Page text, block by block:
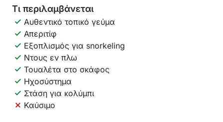
Τι περιλαμβάνεται
Αυθεντικό τοπικό γεύμα
Απεριτίφ
Εξοπλισμός για snorkeling
Ντους εν πλω
Τουαλέτα στο σκάφος
Ηχοσύστημα
Στάση για κολύμπι
Καύσιμο